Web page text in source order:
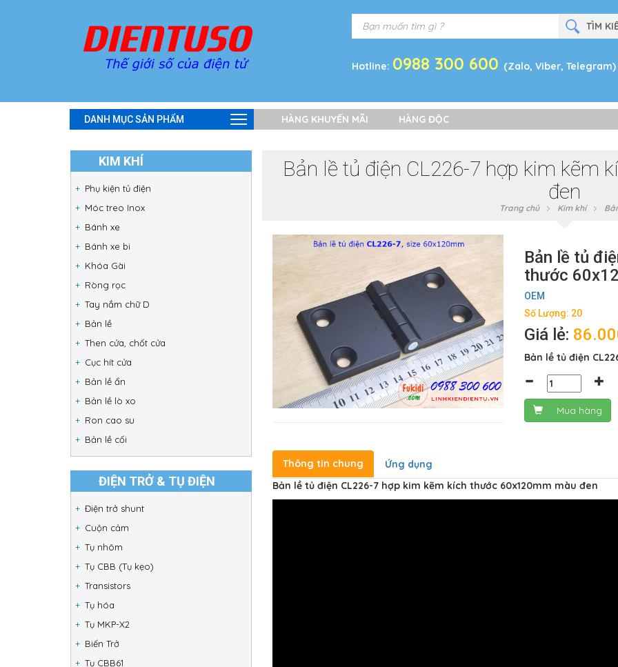
Hotline: 0988 300 600 (Zalo, Viber, Telegram)
DANH MỤC SẢN PHẨM HÀNG KHUYẾN MÃI HÀNG ĐỘC
KIM KHÍ
Phụ kiện tủ điện
Móc treo Inox
Bánh xe
Bánh xe bi
Khóa Gài
Ròng rọc
Tay nắm chữ D
Bản lề
Then cửa, chốt cửa
Cục hít cửa
Bản lề ẩn
Bản lề lò xo
Ron cao su
Bản lề cối
ĐIỆN TRỞ & TỤ ĐIỆN
Điện trở shunt
Cuộn cảm
Tụ nhôm
Tụ CBB (Tụ kẹo)
Transistors
Tụ hóa
Tụ MKP-X2
Biến Trở
Tụ CBB61
Bản lề tủ điện CL226-7 hợp kim kẽm
đen
Trang chủ Kim khí
Bản lề tủ
thước
OEM
Số Lượng: 20
Giá lẻ:
Bản lề tủ điện
Mua hàng
Thông tin chung
Ứng dụng
Bản lề tủ điện CL226-7 hợp kim kẽm kích thước 60x120mm màu đen